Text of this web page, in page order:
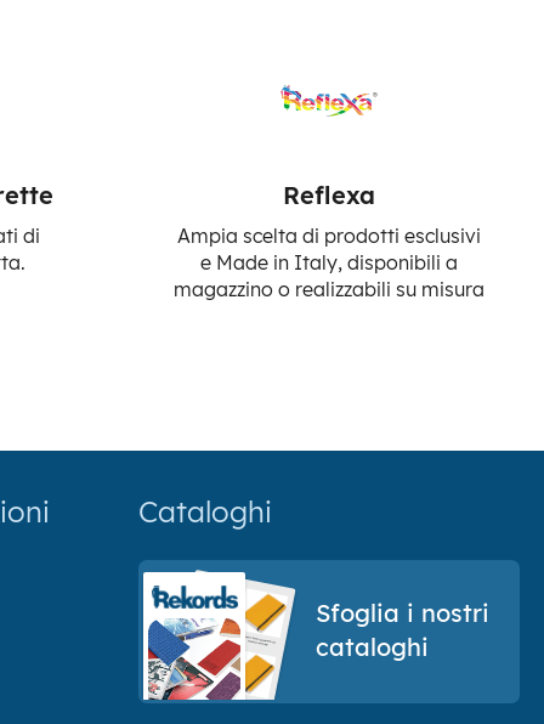
di
Reflexa
Ampia scelta di prodotti esclusivi
e Made in Italy, disponibili a
magazzino o realizzabili su misura
Cataloghi
Sfoglia i nostri
cataloghi